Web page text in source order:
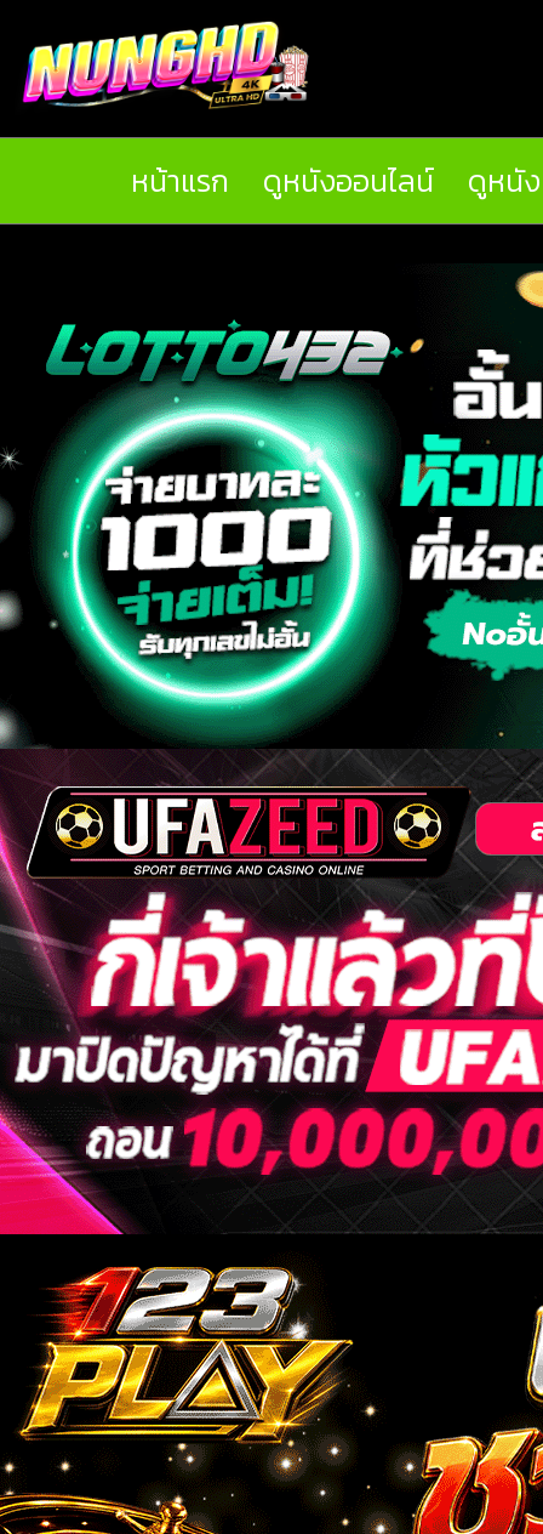
หน้าแรก ดูหนังออนไลน์ ดูหนั